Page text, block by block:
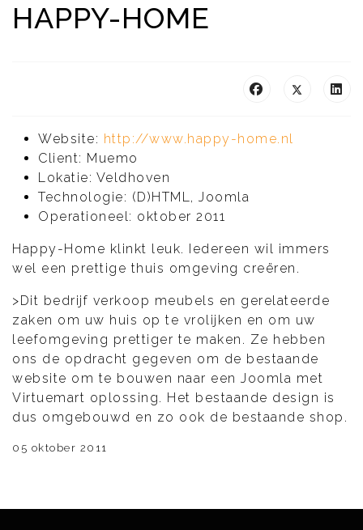
HAPPY-HOME
Website: http://www.happy-home.nl
Client: Muemo
Lokatie: Veldhoven
Technologie: (D)HTML, Joomla
Operationeel: oktober 2011
Happy-Home klinkt leuk. Iedereen wil immers
wel een prettige thuis omgeving creëren.
>Dit bedrijf verkoop meubels en gerelateerde
zaken om uw huis op te vrolijken en om uw
leefomgeving prettiger te maken. Ze hebben
ons de opdracht gegeven om de bestaande
website om te bouwen naar een Joomla met
Virtuemart oplossing. Het bestaande design is
dus omgebouwd en zo ook de bestaande shop.
05 oktober 2011